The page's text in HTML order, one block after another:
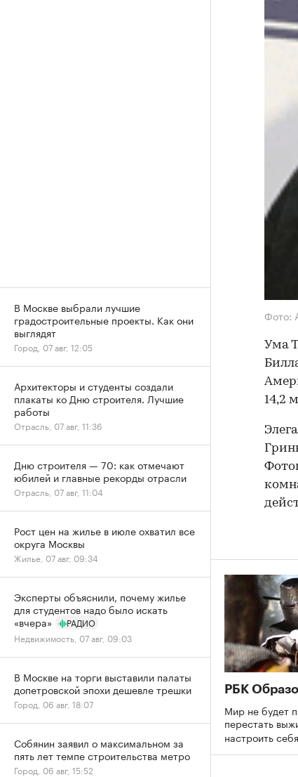
Фото:
Ума
14,2
РБК
Мир не будет
перестать
настроить
В Москве выбрали лучшие
градостроительные проекты. Как они
выглядят
Город, 07 авг, 12:05
Архитекторы и студенты создали
плакаты ко Дню строителя. Лучшие
работы
Отрасль, 07 авг, 11:36
Дню строителя — 70: как отмечают
юбилей и главные рекорды отрасли
Отрасль, 07 авг, 11:04
Рост цен на жилье в июле охватил все
округа Москвы
Жилье, 07 авг, 09:34
Эксперты объяснили, почему жилье
для студентов надо было искать
«вчера»
РАДИО
Недвижимость, 07 авг, 09:03
В Москве на торги выставили палаты
допетровской эпохи дешевле трешки
Город, 06 авг, 18:07
Собянин заявил о максимальном за
пять лет темпе строительства метро
Город, 06 авг, 15:52